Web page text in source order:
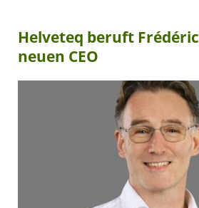
Helveteq beruft
neuen CEO